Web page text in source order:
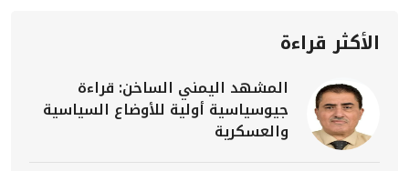
الأكثر قراءة
المشهد اليمني الساخن: قراءة
جيوسياسية أولية للأوضاع السياسية
والعسكرية